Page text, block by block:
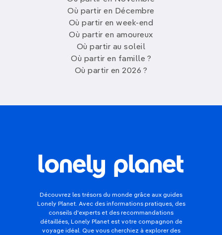
Où partir en Décembre
Où partir en week-end
Où partir en amoureux
Où partir au soleil
Où partir en famille ?
Où partir en 2026 ?
Découvrez les trésors du monde grâce aux guides
Lonely Planet. Avec des informations pratiques, des
conseils d'experts et des recommandations
détaillées, Lonely Planet est votre compagnon de
voyage idéal. Que vous cherchiez à explorer des